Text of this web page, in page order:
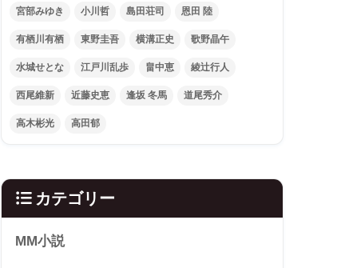
宮部みゆき 小川哲 島田荘司 恩田 陸
有栖川有栖 東野圭吾 横溝正史 歌野晶午
水城せとな 江戸川乱歩 畠中恵 綾辻行人
西尾維新 近藤史恵 逢坂 冬馬 道尾秀介
高木彬光 高田郁
カテゴリー
MM小説